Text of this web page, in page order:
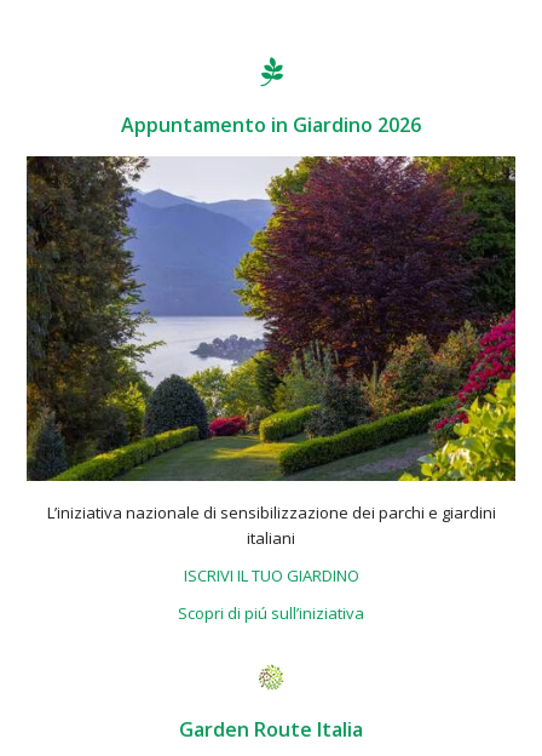
Appuntamento in Giardino 2026
L’iniziativa nazionale di sensibilizzazione dei parchi e giardini
italiani
ISCRIVI IL TUO GIARDINO
Scopri di piú sull’iniziativa
Garden Route Italia